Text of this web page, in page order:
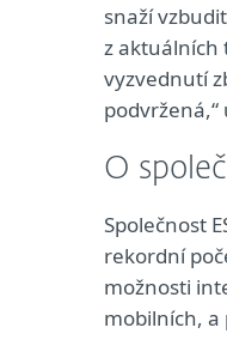
snaží
z aktuálních
vyzvednutí
podvržená,“
O
Společnost
rekordní
možnosti
mobilních,